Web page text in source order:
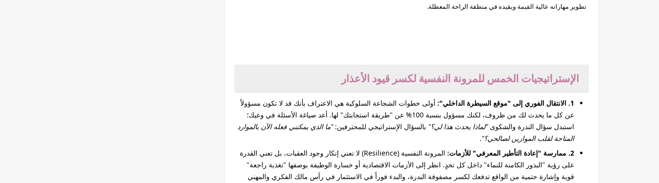
تطوير مهاراته عالية القيمة ويقيده في منطقة الراحة المعطلة.
الإستراتيجيات الخمس للمرونة النفسية لكسر قيود الأعذار
1. الانتقال الفوري إلى "موقع السيطرة الداخلي":
أولى خطوات الشجاعة السلوكية هي الاعتراف بأنك قد لا تكون مسؤولاً
عن كل ما يحدث لك من ظروف، لكنك مسؤول بنسبة 100% عن "طريقة استجابتك" لها. أعد صياغة الأسئلة في وعيك؛
استبدل سؤال الندرة والشكوى"لماذا يحدث هذا لي؟" بالسؤال الإستراتيجي للمحترفين:"ما الذي يمكنني فعله الآن بالموارد
المتاحة لقلب الموازين لصالحي؟".
2. ممارسة "إعادة التأطير المعرفي" للأزمات:
المرونة النفسية (Resilience) لا تعني إنكار وجود العقبات، بل تعني القدرة
على رؤية "البذور الكامنة للنماء" داخل كل تحدٍ. انظر إلى الأزمات الاقتصادية أو خسارة الوظيفة بوصفها "تغذية راجعة"
قوية وإشارة حتمية من الواقع تدفعك لكسر مصفوفة الندرة، والبدء فوراً في الاستثمار في رأس مالك الفكري والمهني